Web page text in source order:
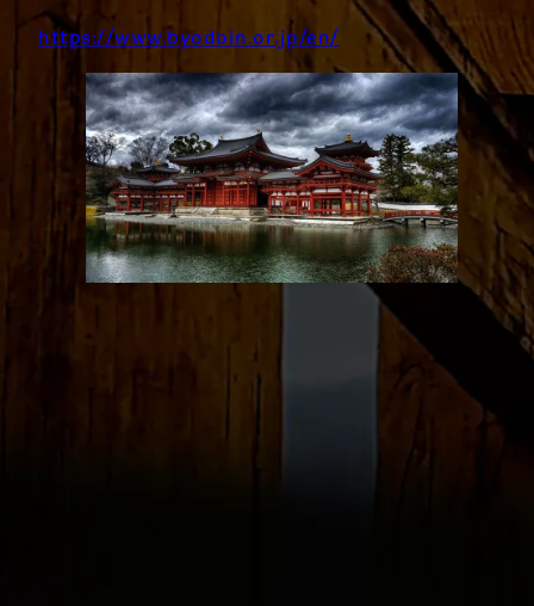
https://www.byodoin.or.jp/en/